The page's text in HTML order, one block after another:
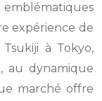
expérience de
à Tokyo,
au dynamique
marché offre